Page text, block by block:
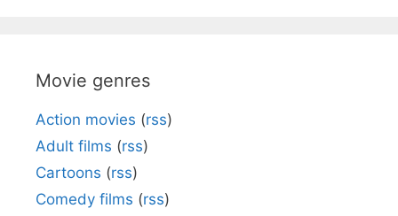
Movie genres
Action movies (rss)
Adult films (rss)
Cartoons (rss)
Comedy films (rss)